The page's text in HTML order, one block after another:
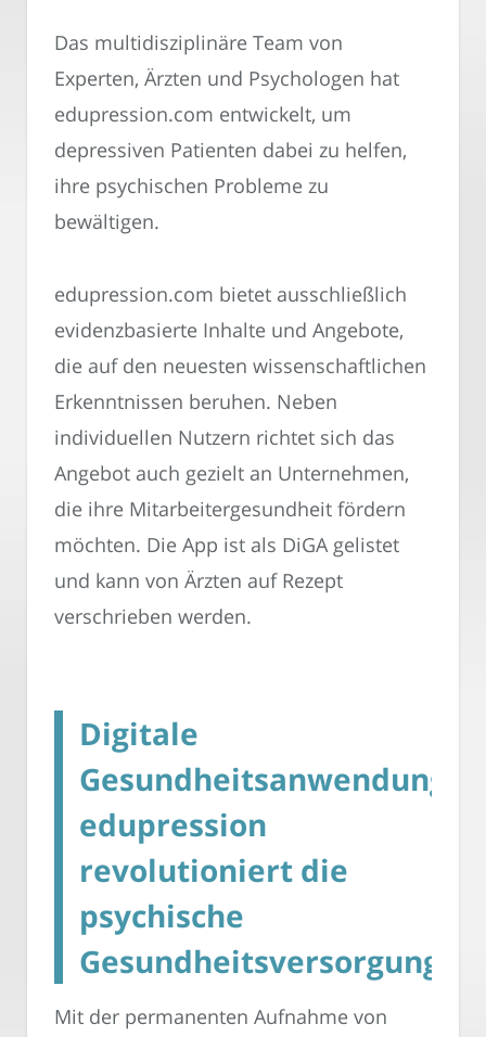
Das multidisziplinäre Team von
Experten, Ärzten und Psychologen hat
edupression.com entwickelt, um
depressiven Patienten dabei zu helfen,
ihre psychischen Probleme zu
bewältigen.
edupression.com bietet ausschließlich
evidenzbasierte Inhalte und Angebote,
die auf den neuesten wissenschaftlichen
Erkenntnissen beruhen. Neben
individuellen Nutzern richtet sich das
Angebot auch gezielt an Unternehmen,
die ihre Mitarbeitergesundheit fördern
möchten. Die App ist als DiGA gelistet
und kann von Ärzten auf Rezept
verschrieben werden.
Digitale
Gesundheitsanwendung
edupression
revolutioniert die
psychische
Gesundheitsversorgung
Mit der permanenten Aufnahme von